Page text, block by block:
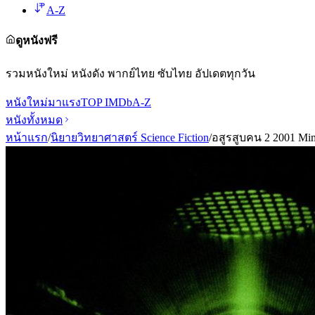
A-Z
ดูหนังฟรี
รวมหนังใหม่ หนังดัง พากย์ไทย ซับไทย อัปเดตทุกวัน
หนังใหม่มาแรงTOP IMDbA-Z
หนังทั้งหมด
หน้าแรก/นิยายวิทยาศาสตร์ Science Fiction/อสูรสูบคน 2 2001